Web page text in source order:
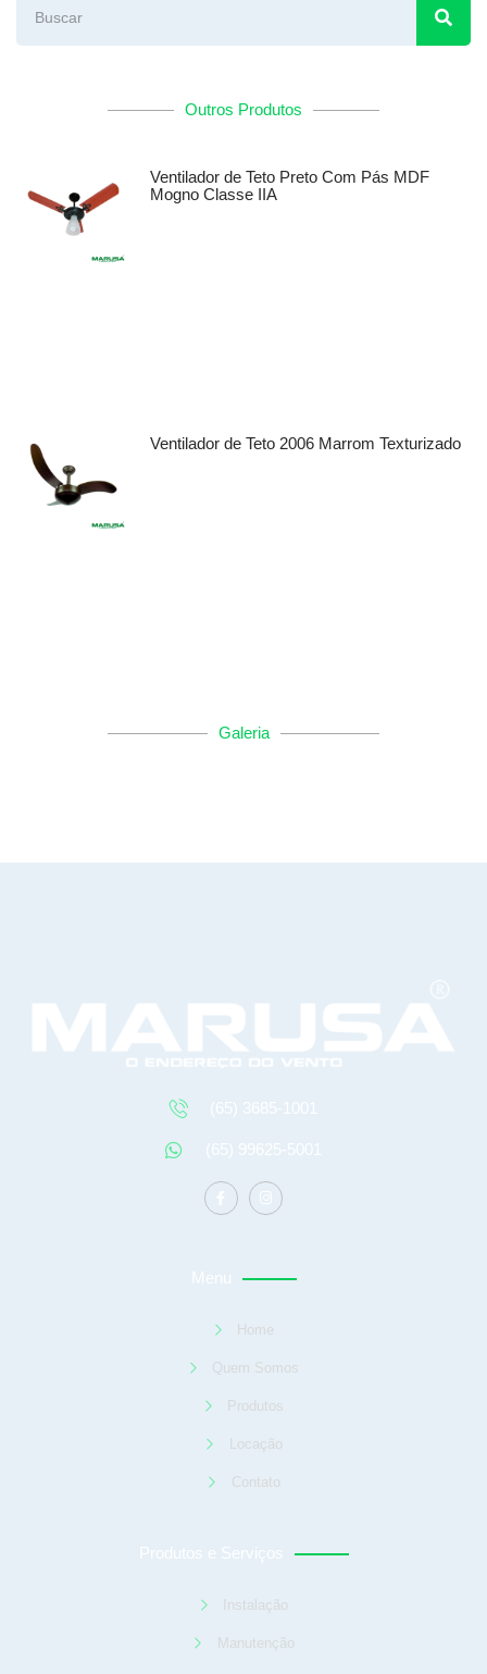
Outros Produtos
Ventilador de Teto Preto Com Pás MDF
Mogno Classe IIA
Ventilador de Teto 2006 Marrom Texturizado
Galeria
(65) 3685-1001
(65) 99625-5001
Menu
Home
Quem Somos
Produtos
Locação
Contato
Produtos e Serviços
Instalação
Manutenção